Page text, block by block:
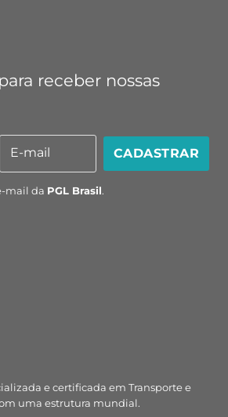
receber nossas
mail
E-mail CADASTRAR
mail da PGL Brasil.
e certificada em Transporte e
uma estrutura mundial.